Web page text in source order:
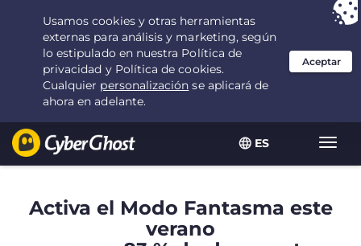
ES
Tu elección: la mejor ofertadurante 2.1666666666667 años por $
2.19
/mes
Activa el Modo Fantasma este
verano